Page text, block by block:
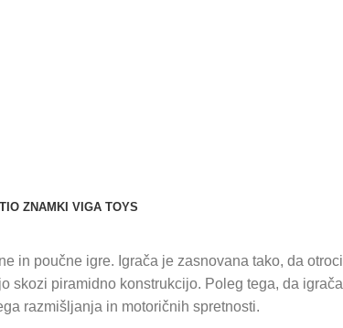
O ZNAMKI VIGA TOYS
in poučne igre. Igrača je zasnovana tako, da otroci
skozi piramidno konstrukcijo. Poleg tega, da igrača
razmišljanja in motoričnih spretnosti.